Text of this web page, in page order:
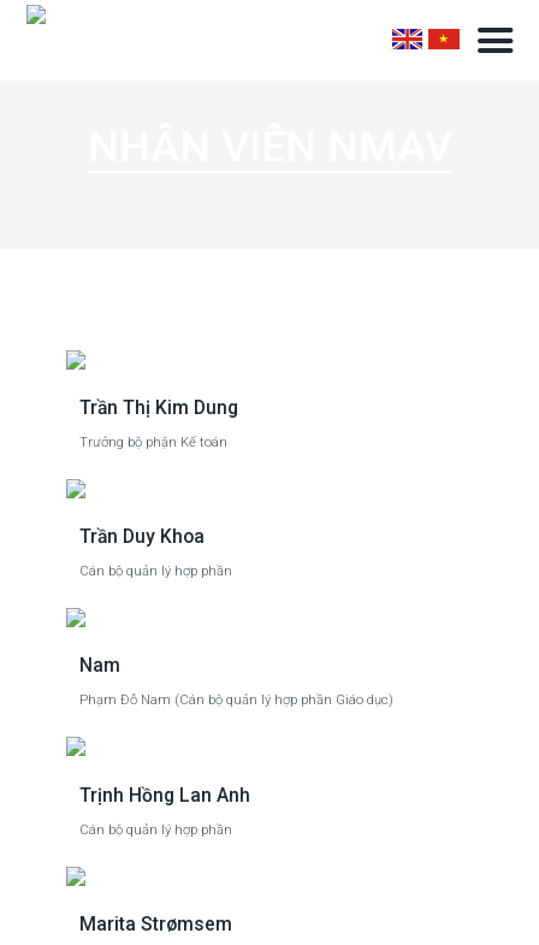
Trần Thị Kim Dung
Trưởng bộ phận Kế toán
Trần Duy Khoa
Cán bộ quản lý hợp phần
Nam
Phạm Đỗ Nam (Cán bộ quản lý hợp phần Giáo dục)
Trịnh Hồng Lan Anh
Cán bộ quản lý hợp phần
Marita Strømsem